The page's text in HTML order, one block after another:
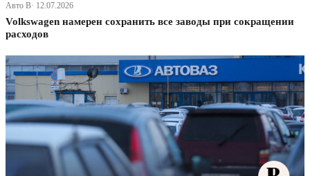
Авто В· 12.07.2026
Volkswagen намерен сохранить все заводы при сокращении
расходов